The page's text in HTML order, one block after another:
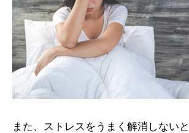
また、ストレスをうまく解消しないと